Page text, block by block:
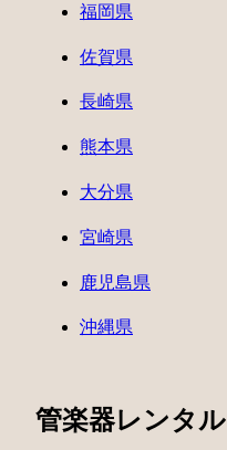
福岡県
佐賀県
長崎県
熊本県
大分県
宮崎県
鹿児島県
沖縄県
管楽器レンタル